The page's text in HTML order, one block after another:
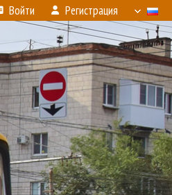
Войти Регистрация